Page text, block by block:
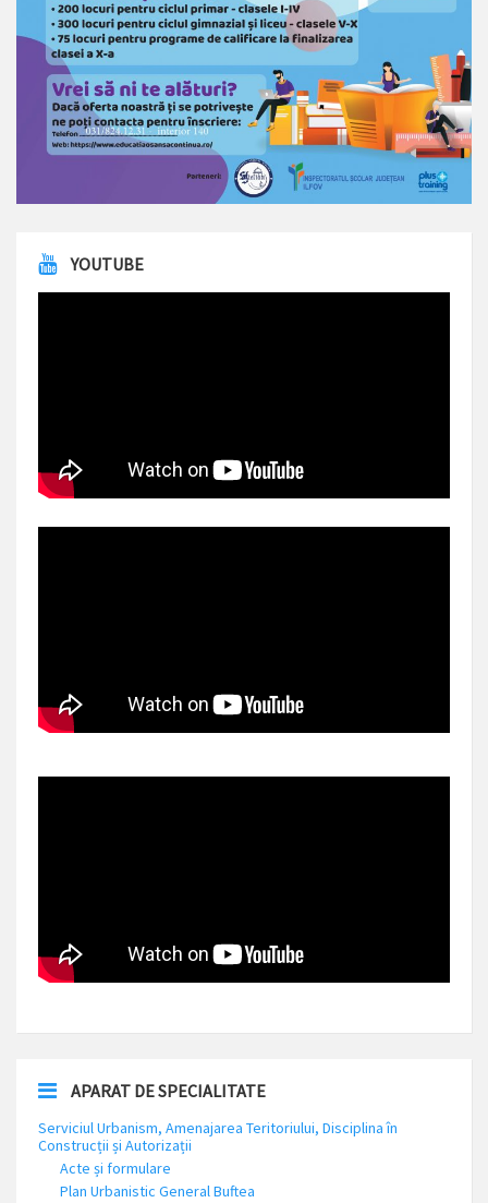
YOUTUBE
APARAT DE SPECIALITATE
Serviciul Urbanism, Amenajarea Teritoriului, Disciplina în
Construcții și Autorizații
Acte și formulare
Plan Urbanistic General Buftea